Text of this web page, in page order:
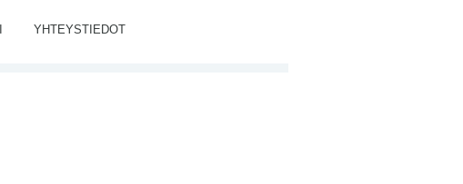
YHTEYSTIEDOT